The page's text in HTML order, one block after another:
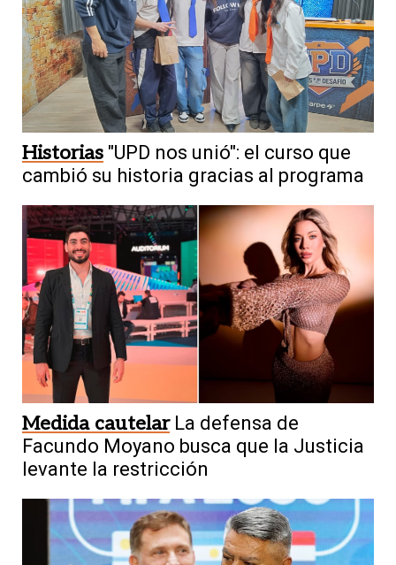
Historias "UPD nos unió": el curso que
cambió su historia gracias al programa
Medida cautelar La defensa de
Facundo Moyano busca que la Justicia
levante la restricción